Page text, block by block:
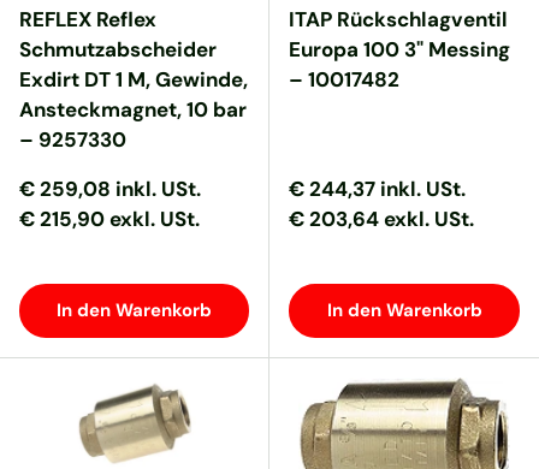
REFLEX Reflex
Schmutzabscheider
Exdirt DT 1 M, Gewinde,
Ansteckmagnet, 10 bar
– 9257330
Normaler Preis
Normaler Preis
€ 259,08 inkl. USt.
€ 215,90 exkl. USt.
In den Warenkorb
ITAP Rückschlagventil
Europa 100 3" Messing
– 10017482
Normaler Preis
Normaler Preis
€ 244,37 inkl. USt.
€ 203,64 exkl. USt.
In den Warenkorb